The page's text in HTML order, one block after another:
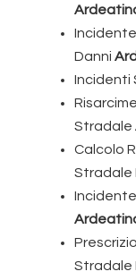
Danni
Incidenti
Stradale
Calcolo
Stradale
Stradale